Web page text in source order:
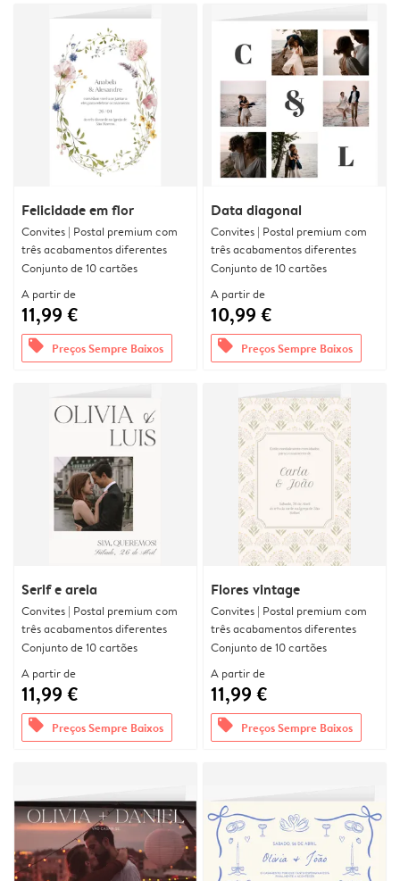
Felicidade em flor
Convites | Postal premium com
três acabamentos diferentes
Conjunto de 10 cartões
A partir de
11,99 €
offers Preços Sempre Baixos
Data diagonal
Convites | Postal premium com
três acabamentos diferentes
Conjunto de 10 cartões
A partir de
10,99 €
offers Preços Sempre Baixos
Serif e areia
Convites | Postal premium com
três acabamentos diferentes
Conjunto de 10 cartões
A partir de
11,99 €
offers Preços Sempre Baixos
Flores vintage
Convites | Postal premium com
três acabamentos diferentes
Conjunto de 10 cartões
A partir de
11,99 €
offers Preços Sempre Baixos